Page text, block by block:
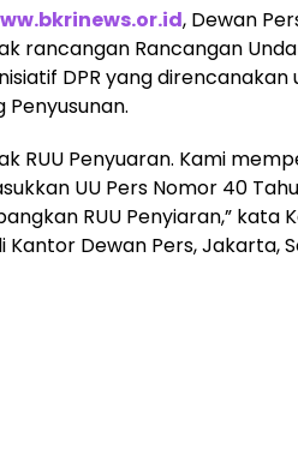
, Dewan
rancangan Rancangan
DPR yang
RUU Penyuaran. Kami
UU Pers Nomor 40
RUU Penyiaran,” kata
Kantor Dewan Pers, Jakarta,